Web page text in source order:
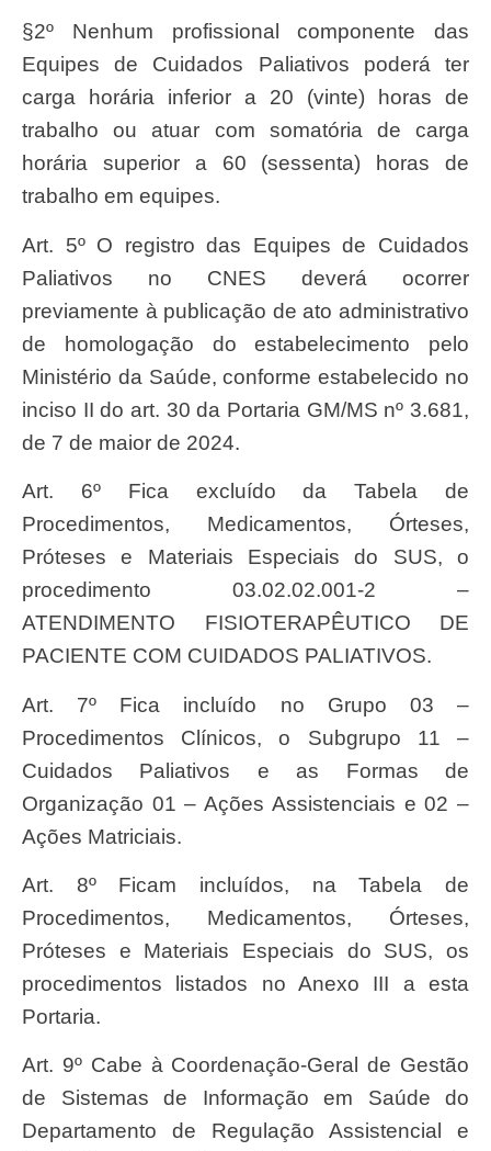
§2º Nenhum profissional componente das
Equipes de Cuidados Paliativos poderá ter
carga horária inferior a 20 (vinte) horas de
trabalho ou atuar com somatória de carga
horária superior a 60 (sessenta) horas de
trabalho em equipes.
Art. 5º O registro das Equipes de Cuidados
Paliativos no CNES deverá ocorrer
previamente à publicação de ato administrativo
de homologação do estabelecimento pelo
Ministério da Saúde, conforme estabelecido no
inciso II do art. 30 da Portaria GM/MS nº 3.681,
de 7 de maior de 2024.
Art. 6º Fica excluído da Tabela de
Procedimentos, Medicamentos, Órteses,
Próteses e Materiais Especiais do SUS, o
procedimento 03.02.02.001-2 –
ATENDIMENTO FISIOTERAPÊUTICO DE
PACIENTE COM CUIDADOS PALIATIVOS.
Art. 7º Fica incluído no Grupo 03 –
Procedimentos Clínicos, o Subgrupo 11 –
Cuidados Paliativos e as Formas de
Organização 01 – Ações Assistenciais e 02 –
Ações Matriciais.
Art. 8º Ficam incluídos, na Tabela de
Procedimentos, Medicamentos, Órteses,
Próteses e Materiais Especiais do SUS, os
procedimentos listados no Anexo III a esta
Portaria.
Art. 9º Cabe à Coordenação-Geral de Gestão
de Sistemas de Informação em Saúde do
Departamento de Regulação Assistencial e